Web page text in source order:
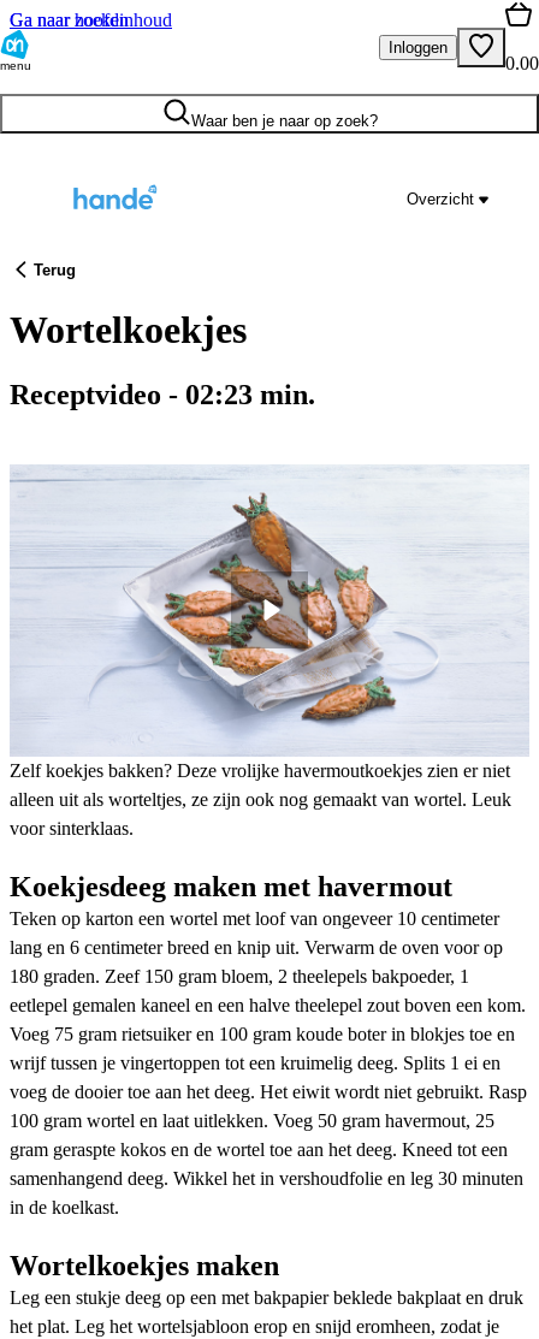
Ga naar hoofdinhoud
Ga naar zoeken
menu
Inloggen
0.00
Waar ben je naar op zoek?
Overzicht
Terug
Wortelkoekjes
Receptvideo - 02:23 min.
Zelf koekjes bakken? Deze vrolijke havermoutkoekjes zien er niet
alleen uit als worteltjes, ze zijn ook nog gemaakt van wortel. Leuk
voor sinterklaas.
Koekjesdeeg maken met havermout
Teken op karton een wortel met loof van ongeveer 10 centimeter
lang en 6 centimeter breed en knip uit. Verwarm de oven voor op
180 graden. Zeef 150 gram bloem, 2 theelepels bakpoeder, 1
eetlepel gemalen kaneel en een halve theelepel zout boven een kom.
Voeg 75 gram rietsuiker en 100 gram koude boter in blokjes toe en
wrijf tussen je vingertoppen tot een kruimelig deeg. Splits 1 ei en
voeg de dooier toe aan het deeg. Het eiwit wordt niet gebruikt. Rasp
100 gram wortel en laat uitlekken. Voeg 50 gram havermout, 25
gram geraspte kokos en de wortel toe aan het deeg. Kneed tot een
samenhangend deeg. Wikkel het in vershoudfolie en leg 30 minuten
in de koelkast.
Wortelkoekjes maken
Leg een stukje deeg op een met bakpapier beklede bakplaat en druk
het plat. Leg het wortelsjabloon erop en snijd eromheen, zodat je